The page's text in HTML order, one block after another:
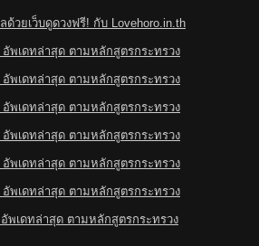
วยเว็บดูดวงฟรี! กับ Lovehoro.in.th
พเดทล่าสุด ตามหลักสูตรกระทรวง
พเดทล่าสุด ตามหลักสูตรกระทรวง
พเดทล่าสุด ตามหลักสูตรกระทรวง
พเดทล่าสุด ตามหลักสูตรกระทรวง
พเดทล่าสุด ตามหลักสูตรกระทรวง
พเดทล่าสุด ตามหลักสูตรกระทรวง
พเดทล่าสุด ตามหลักสูตรกระทรวง